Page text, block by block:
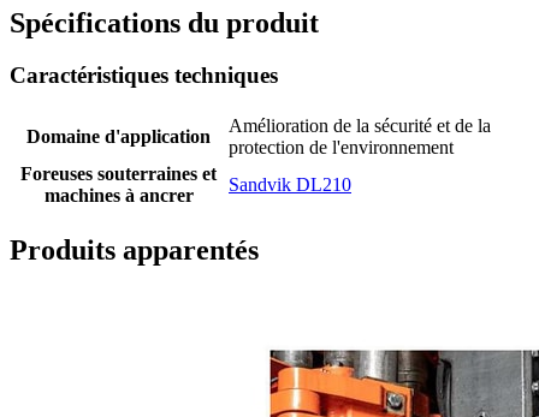
Spécifications du produit
Caractéristiques techniques
Domaine d'application
Amélioration de la sécurité et de la
protection de l'environnement
Foreuses souterraines et
machines à ancrer
Sandvik DL210
Produits apparentés